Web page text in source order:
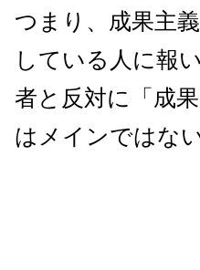
つまり、成果主
している人に報
者と反対に「成
はメインではない